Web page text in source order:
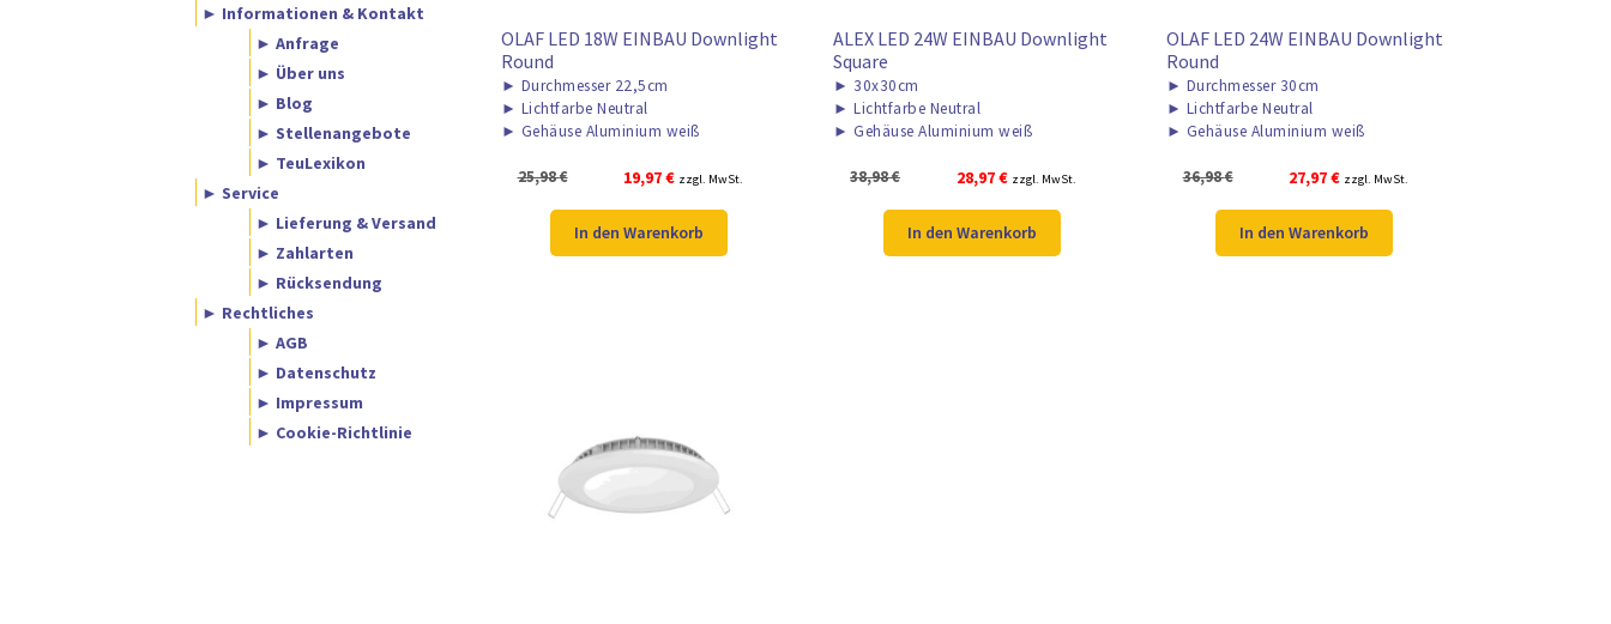
OLAF LED 18W EINBAU Downlight
Round
► Durchmesser 22,5cm
► Lichtfarbe Neutral
► Gehäuse Aluminium weiß
25,98€
Ursprünglicher
war:
25,98 €
19,97€Aktueller
ist:
19,97 €.
zzgl. MwSt.
In den Warenkorb
ALEX LED 24W EINBAU Downlight
Square
► 30x30cm
► Lichtfarbe Neutral
► Gehäuse Aluminium weiß
38,98€
Ursprünglicher
war:
38,98 €
28,97€Aktueller
ist:
28,97 €.
zzgl. MwSt.
In den Warenkorb
OLAF LED 24W EINBAU Downlight
Round
► Durchmesser 30cm
► Lichtfarbe Neutral
► Gehäuse Aluminium weiß
36,98€
Ursprünglicher
war:
36,98 €
27,97€Aktueller
ist:
27,97 €.
zzgl. MwSt.
In den Warenkorb
► Informationen & Kontakt
► Anfrage
► Über uns
► Blog
► Stellenangebote
► TeuLexikon
► Service
► Lieferung & Versand
► Zahlarten
► Rücksendung
► Rechtliches
► AGB
► Datenschutz
► Impressum
► Cookie-Richtlinie